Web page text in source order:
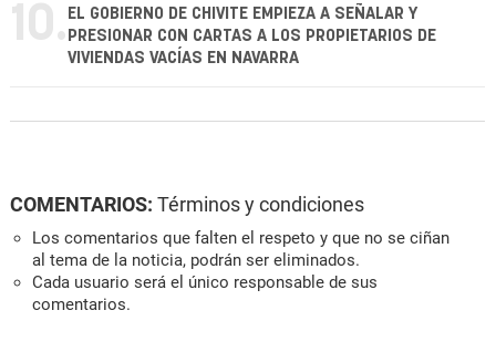
10. EL GOBIERNO DE CHIVITE EMPIEZA A SEÑALAR Y
PRESIONAR CON CARTAS A LOS PROPIETARIOS DE
VIVIENDAS VACÍAS EN NAVARRA
COMENTARIOS: Términos y condiciones
Los comentarios que falten el respeto y que no se ciñan
al tema de la noticia, podrán ser eliminados.
Cada usuario será el único responsable de sus
comentarios.